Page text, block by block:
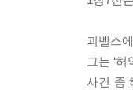
괴벨스
그는 ‘
사건 중